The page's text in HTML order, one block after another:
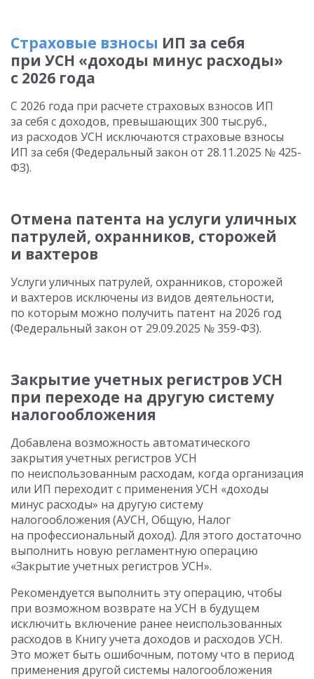
Страховые взносы ИП за себя
при УСН «доходы минус расходы»
с 2026 года
С 2026 года при расчете страховых взносов ИП
за себя с доходов, превышающих 300 тыс.руб.,
из расходов УСН исключаются страховые взносы
ИП за себя (Федеральный закон от 28.11.2025 № 425-
ФЗ).
Отмена патента на услуги уличных
патрулей, охранников, сторожей
и вахтеров
Услуги уличных патрулей, охранников, сторожей
и вахтеров исключены из видов деятельности,
по которым можно получить патент на 2026 год
(Федеральный закон от 29.09.2025 № 359-ФЗ).
Закрытие учетных регистров УСН
при переходе на другую систему
налогообложения
Добавлена возможность автоматического
закрытия учетных регистров УСН
по неиспользованным расходам, когда организация
или ИП переходит с применения УСН «доходы
минус расходы» на другую систему
налогообложения (АУСН, Общую, Налог
на профессиональный доход). Для этого достаточно
выполнить новую регламентную операцию
«Закрытие учетных регистров УСН».
Рекомендуется выполнить эту операцию, чтобы
при возможном возврате на УСН в будущем
исключить включение ранее неиспользованных
расходов в Книгу учета доходов и расходов УСН.
Это может быть ошибочным, потому что в период
применения другой системы налогообложения